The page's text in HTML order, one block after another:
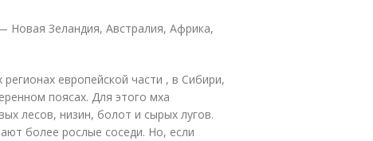
Новая Зеландия, Австралия, Африка,
европейской части , в Сибири,
поясах. Для этого мха
лесов, низин, болот и сырых лугов.
более рослые соседи. Но, если